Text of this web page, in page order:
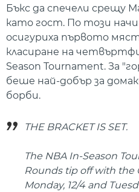
Бъкс да спечели срещу
като гост. По този
осигуриха първото
класиране на
Season Tournament. За
беше най-добър за
борби.
THE BRACKET IS SET.
The NBA In-Season
Rounds tip off with the
Monday, 12/4 and